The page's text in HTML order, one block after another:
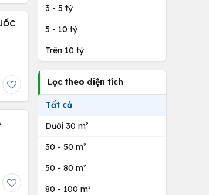
3 - 5 tỷ
5 - 10 tỷ
Trên 10 tỷ
Lọc theo diện tích
Tất cả
Dưới 30 m²
30 - 50 m²
50 - 80 m²
80 - 100 m²